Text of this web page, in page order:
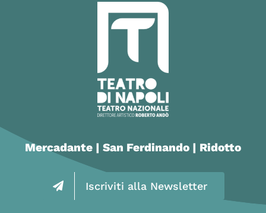
Mercadante | San Ferdinando | Ridotto
Iscriviti alla Newsletter